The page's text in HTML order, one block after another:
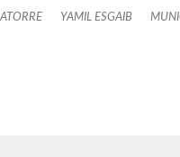
YAMIL ESGAIB